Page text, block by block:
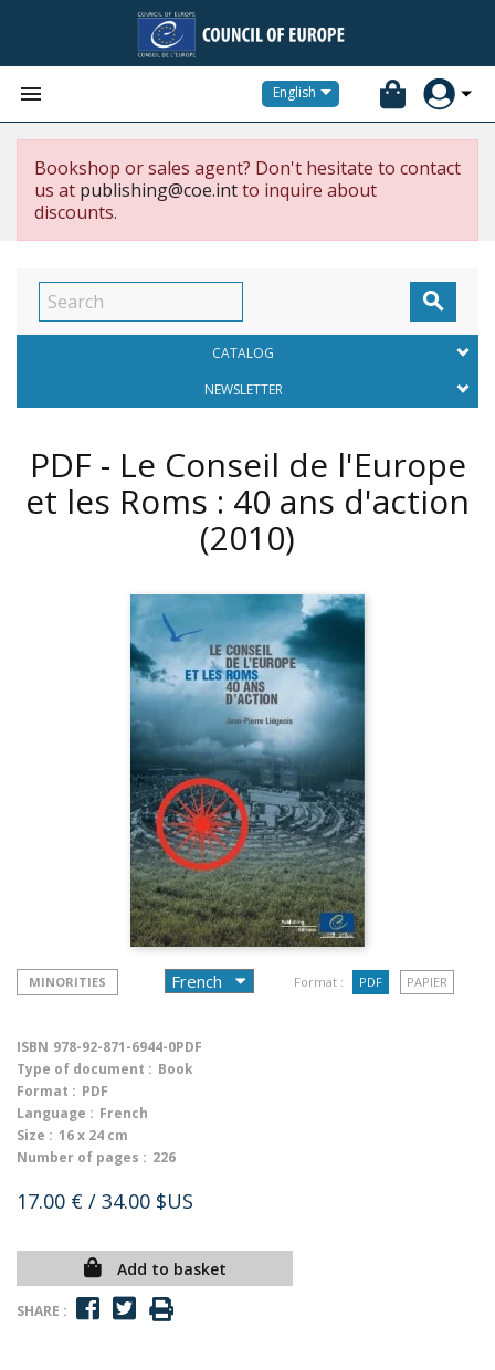
 English
Bookshop or sales agent? Don't hesitate to contact
us at publishing@coe.intto inquire about
discounts.

CATALOG
NEWSLETTER
PDF - Le Conseil de l'Europe
et les Roms : 40 ans d'action
(2010)
MINORITIES Format : PDF PAPIER
ISBN 978-92-871-6944-0PDF
Type of document : Book
Format : PDF
Language : French
Size : 16 x 24 cm
Number of pages : 226
17.00 € / 34.00 $US
Add to basket
SHARE :